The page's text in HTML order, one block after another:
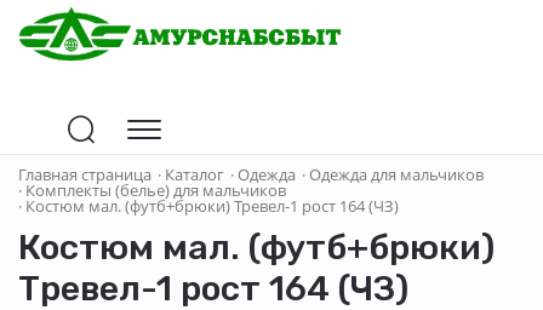
Главная страница · Каталог ·Одежда ·Одежда для мальчиков
· Комплекты (белье) для мальчиков
· Костюм мал. (футб+брюки) Тревел-1 рост 164 (ЧЗ)
Костюм мал. (футб+брюки)
Тревел-1 рост 164 (ЧЗ)